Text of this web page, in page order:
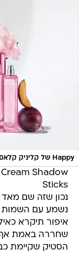
Happy של קליניק קלאסי לחג
Shadow
Sticks
נכון שזה שם
נשמע עם השמות
שחררה באמת אף
הסטיק שקיימת